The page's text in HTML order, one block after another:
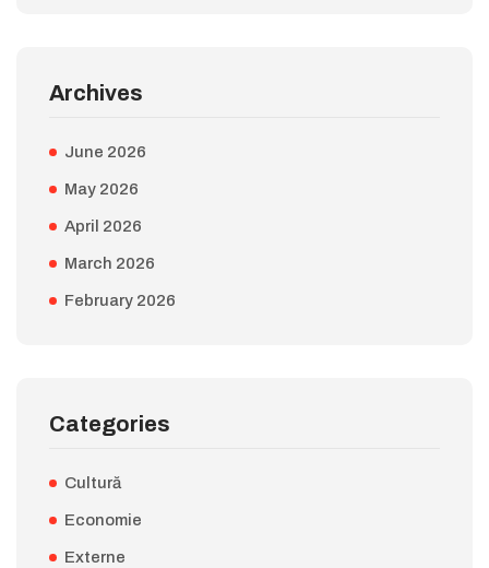
Archives
June 2026
May 2026
April 2026
March 2026
February 2026
Categories
Cultură
Economie
Externe